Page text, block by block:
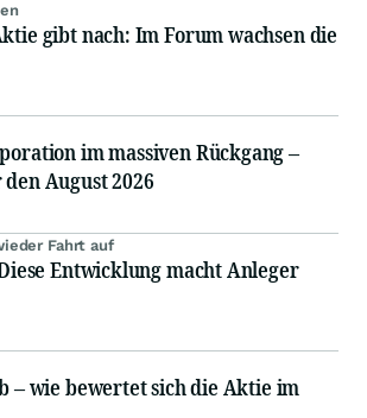
gibt nach: Im Forum wachsen die
im massiven Rückgang –
August 2026
Fahrt auf
Entwicklung macht Anleger
– wie bewertet sich die Aktie im